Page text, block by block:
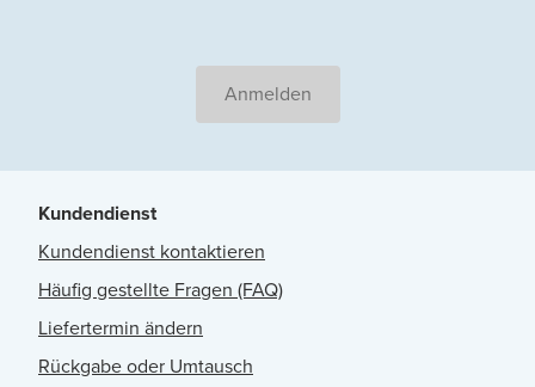
Anmelden
Kundendienst
Kundendienst kontaktieren
Häufig gestellte Fragen (FAQ)
Liefertermin ändern
Rückgabe oder Umtausch